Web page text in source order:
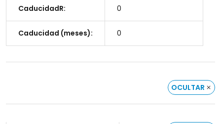
CaducidadR: 0
Caducidad (meses): 0
OCULTAR